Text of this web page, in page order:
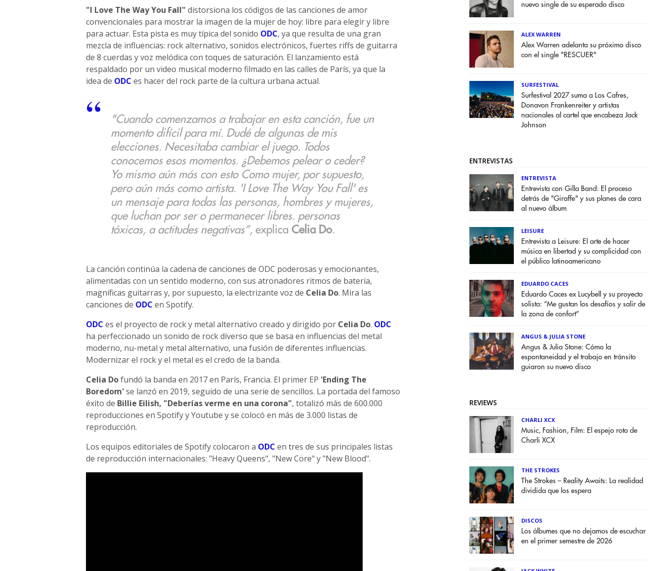
"I Love The Way You Fall" distorsiona los códigos de las canciones de amor
convencionales para mostrar la imagen de la mujer de hoy: libre para elegir y libre
para actuar. Esta pista es muy típica del sonido ODC, ya que resulta de una gran
mezcla de influencias: rock alternativo, sonidos electrónicos, fuertes riffs de guitarra
de 8 cuerdas y voz melódica con toques de saturación. El lanzamiento está
respaldado por un video musical moderno filmado en las calles de París, ya que la
idea de ODC es hacer del rock parte de la cultura urbana actual.
"Cuando comenzamos a trabajar en esta canción, fue un
momento difícil para mí. Dudé de algunas de mis
elecciones. Necesitaba cambiar el juego. Todos
conocemos esos momentos. ¿Debemos pelear o ceder?
Yo mismo aún más con esto Como mujer, por supuesto,
pero aún más como artista. 'I Love The Way You Fall' es
un mensaje para todas las personas, hombres y mujeres,
que luchan por ser o permanecer libres. personas
tóxicas, a actitudes negativas”, explica Celia Do.
La canción continúa la cadena de canciones de ODC poderosas y emocionantes,
alimentadas con un sentido moderno, con sus atronadores ritmos de batería,
magníficas guitarras y, por supuesto, la electrizante voz de Celia Do. Mira las
canciones de ODC en Spotify.
ODC es el proyecto de rock y metal alternativo creado y dirigido por Celia Do. ODC
ha perfeccionado un sonido de rock diverso que se basa en influencias del metal
moderno, nu-metal y metal alternativo, una fusión de diferentes influencias.
Modernizar el rock y el metal es el credo de la banda.
Celia Dofundó la banda en 2017 en París, Francia. El primer EP 'Ending The
Boredom'se lanzó en 2019, seguido de una serie de sencillos. La portada del famoso
éxito de Billie Eilish, "Deberías verme en una corona", totalizó más de 600.000
reproducciones en Spotify y Youtube y se colocó en más de 3.000 listas de
reproducción.
Los equipos editoriales de Spotify colocaron a ODC en tres de sus principales listas
de reproducción internacionales: "Heavy Queens", "New Core" y "New Blood".
nuevo single de su esperado disco
ALEX WARREN
Alex Warren adelanta su próximo disco
con el single "RESCUER"
SURFESTIVAL
Surfestival 2027 suma a Los Cafres,
Donavon Frankenreiter y artistas
nacionales al cartel que encabeza Jack
Johnson
ENTREVISTAS
ENTREVISTA
Entrevista con Gilla Band: El proceso
detrás de "Giraffe" y sus planes de cara
al nuevo álbum
LEISURE
Entrevista a Leisure: El arte de hacer
música en libertad y su complicidad con
el público latinoamericano
EDUARDO CACES
Eduardo Caces ex Lucybell y su proyecto
solista: “Me gustan los desafíos y salir de
la zona de confort”
ANGUS & JULIA STONE
Angus & Julia Stone: Cómo la
espontaneidad y el trabajo en tránsito
guiaron su nuevo disco
REVIEWS
CHARLI XCX
Music, Fashion, Film: El espejo roto de
Charli XCX
THE STROKES
The Strokes – Reality Awaits: La realidad
dividida que los espera
DISCOS
Los álbumes que no dejamos de escuchar
en el primer semestre de 2026